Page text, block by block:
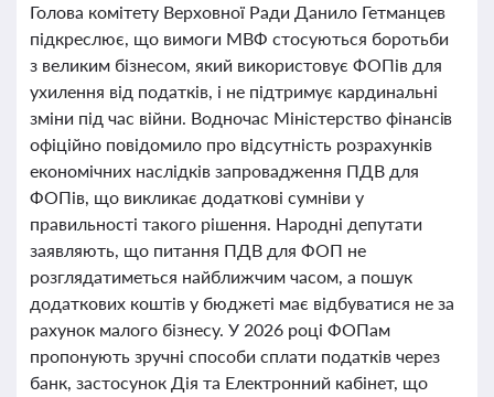
Голова комітету Верховної Ради Данило Гетманцев
підкреслює, що вимоги МВФ стосуються боротьби
з великим бізнесом, який використовує ФОПів для
ухилення від податків, і не підтримує кардинальні
зміни під час війни. Водночас Міністерство фінансів
офіційно повідомило про відсутність розрахунків
економічних наслідків запровадження ПДВ для
ФОПів, що викликає додаткові сумніви у
правильності такого рішення. Народні депутати
заявляють, що питання ПДВ для ФОП не
розглядатиметься найближчим часом, а пошук
додаткових коштів у бюджеті має відбуватися не за
рахунок малого бізнесу. У 2026 році ФОПам
пропонують зручні способи сплати податків через
банк, застосунок Дія та Електронний кабінет, що